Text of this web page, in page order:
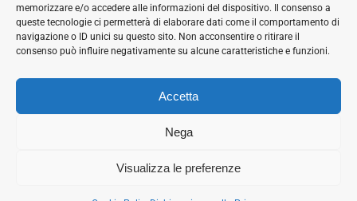
memorizzare e/o accedere alle informazioni del dispositivo. Il consenso a
queste tecnologie ci permetterà di elaborare dati come il comportamento di
navigazione o ID unici su questo sito. Non acconsentire o ritirare il
consenso può influire negativamente su alcune caratteristiche e funzioni.
Accetta
Nega
Visualizza le preferenze
2026 © SH Web s.r.l. Via Tre Settembre, 11 47891
Dogana (RSM) | Tel:
0549 941579 339 125 8380
COE SM21512
Seguici sui social
Twitter
LinkedIn